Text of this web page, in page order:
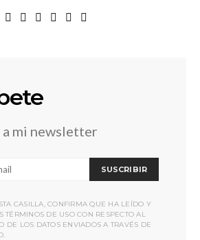
mi newsletter
SUSCRIBIR
CASILLA, CONFIRMA QUE HA LEÍDO Y
TÉRMINOS DE USO CON RESPECTO AL
DE LOS DATOS ENVIADOS A TRAVÉS DE